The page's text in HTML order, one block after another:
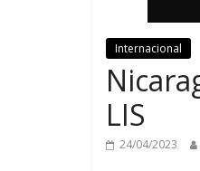
Internacional
LIS
24/04/2023